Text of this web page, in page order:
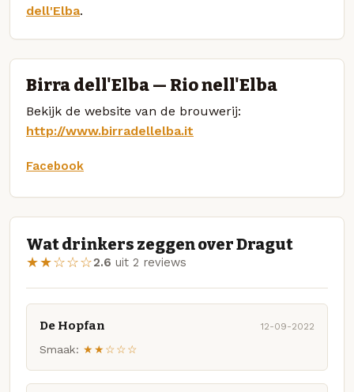
dell'Elba.
Birra dell'Elba — Rio nell'Elba
Bekijk de website van de brouwerij:
http://www.birradellelba.it
Facebook
Wat drinkers zeggen over Dragut
★★☆☆☆2.6 uit 2 reviews
De Hopfan 12-09-2022
Smaak: ★★☆☆☆